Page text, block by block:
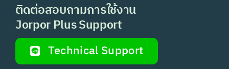
ติดต่อสอบถามการใช้งาน
Jorpor Plus Support
Technical Support